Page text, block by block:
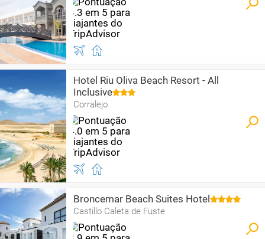
Hotel Riu Oliva Beach Resort - All
Inclusive
Corralejo
Broncemar Beach Suites Hotel
Castillo Caleta de Fuste